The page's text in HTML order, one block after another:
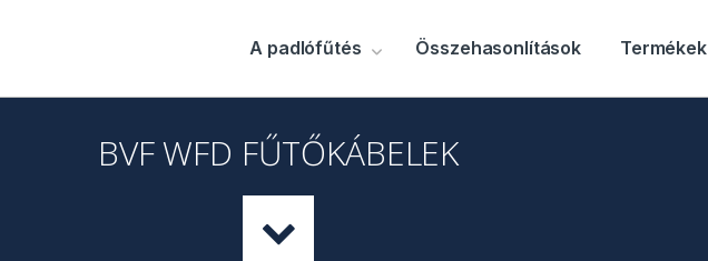
A padlófűtés Összehasonlítások Termékek
BVF WFD FŰTŐKÁBELEK